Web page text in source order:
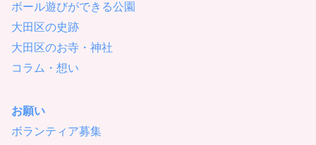
ボール遊びができる公園
大田区の史跡
大田区のお寺・神社
コラム・想い
お願い
ボランティア募集